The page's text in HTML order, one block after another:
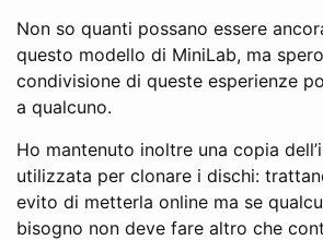
Non so quanti possano essere
questo modello di MiniLab, ma
condivisione di queste esperienze
a qualcuno.
Ho mantenuto inoltre una copia
utilizzata per clonare i dischi:
evito di metterla online ma se
bisogno non deve fare altro che